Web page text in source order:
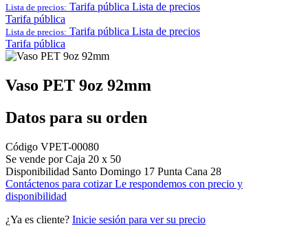
Lista de precios: Tarifa pública Lista de precios
Tarifa pública
Lista de precios: Tarifa pública Lista de precios
Tarifa pública
Vaso PET 9oz 92mm
Datos para su orden
Código VPET-00080
Se vende por Caja 20 x 50
Disponibilidad Santo Domingo 17 Punta Cana 28
Contáctenos para cotizar Le respondemos con precio y
disponibilidad
¿Ya es cliente? Inicie sesión para ver su precio